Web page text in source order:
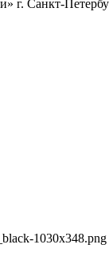
г. Санкт-
1030x348.png